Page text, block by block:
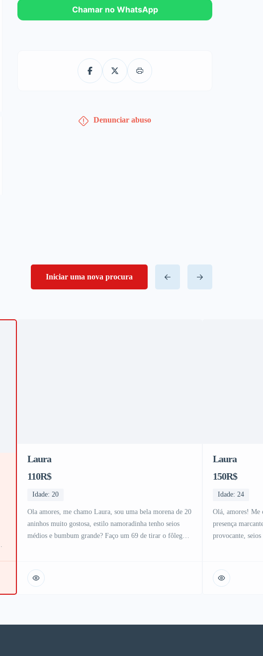
Chamar no WhatsApp
Denunciar abuso
Iniciar uma nova procura
Laura
110R$
Idade: 20
Ola amores, me chamo Laura, sou uma bela morena de 20
aninhos muito gostosa, estilo namoradinha tenho seios
médios e bumbum grande? Faço um 69 de tirar o fôlego
frescura, bucetinha bem depiladinha e apertadinha […]
Laura
150R$
Idade: 24
Olá, amores!
presença
provocante,
mesmo da
naturalmente